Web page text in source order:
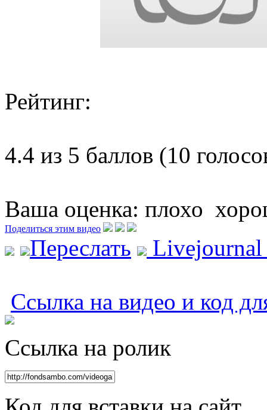
Рейтинг:
4.4 из 5 баллов (10
Ваша оценка: плохо
Поделиться этим видео
Переслать
Ссылка на видео и код
Ссылка на ролик